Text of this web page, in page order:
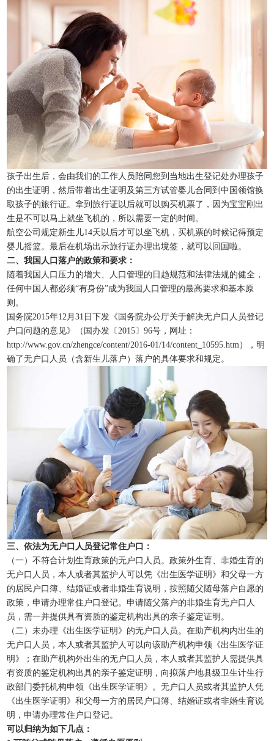
孩子出生后，会由我们的工作人员陪同您到当地出生登记处办理孩子
的出生证明，然后带着出生证明及第三方试管婴儿合同到中国领馆换
取孩子的旅行证。拿到旅行证以后就可以购买机票了，因为宝宝刚出
生是不可以马上就坐飞机的，所以需要一定的时间。
航空公司规定新生儿14天以后才可以坐飞机，买机票的时候记得预定
婴儿摇篮。最后在机场出示旅行证办理出境签，就可以回国啦。
二、我国人口落户的政策和要求：
随着我国人口压力的增大、人口管理的日趋规范和法律法规的健全，
任何中国人都必须“有身份”成为我国人口管理的最高要求和基本原
则。
国务院2015年12月31日下发《国务院办公厅关于解决无户口人员登记
户口问题的意见》（国办发〔2015〕96号，网址：
http://www.gov.cn/zhengce/content/2016-01/14/content_10595.htm），明
确了无户口人员（含新生儿落户）落户的具体要求和规定。
三、依法为无户口人员登记常住户口：
（一）不符合计划生育政策的无户口人员。政策外生育、非婚生育的
无户口人员，本人或者其监护人可以凭《出生医学证明》和父母一方
的居民户口簿、结婚证或者非婚生育说明，按照随父随母落户自愿的
政策，申请办理常住户口登记。申请随父落户的非婚生育无户口人
员，需一并提供具有资质的鉴定机构出具的亲子鉴定证明。
（二）未办理《出生医学证明》的无户口人员。在助产机构内出生的
无户口人员，本人或者其监护人可以向该助产机构申领《出生医学证
明》；在助产机构外出生的无户口人员，本人或者其监护人需提供具
有资质的鉴定机构出具的亲子鉴定证明，向拟落户地县级卫生计生行
政部门委托机构申领《出生医学证明》。无户口人员或者其监护人凭
《出生医学证明》和父母一方的居民户口簿、结婚证或者非婚生育说
明，申请办理常住户口登记。
可以归纳为如下几点：